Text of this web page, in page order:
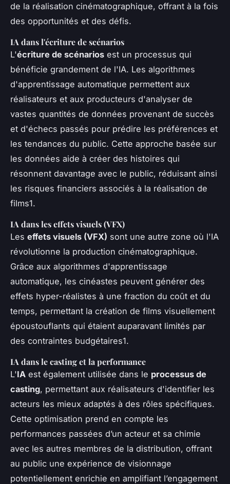
de la réalisation cinématographique, offrant à la fois
des opportunités et des défis.
IA dans l'écriture de scénarios
L'écriture de scénarios est un processus qui
bénéficie grandement de l'IA. Les algorithmes
d'apprentissage automatique permettent aux
réalisateurs et aux producteurs d'analyser de
vastes quantités de données provenant de succès
et d'échecs passés pour prédire les préférences et
les tendances du public. Cette approche basée sur
les données aide à créer des histoires qui
résonnent davantage avec le public, réduisant ainsi
les risques financiers associés à la réalisation de
films1.
IA dans les effets visuels (VFX)
Les effets visuels (VFX) sont une autre zone où l'IA
révolutionne la production cinématographique.
Grâce aux algorithmes d'apprentissage
automatique, les cinéastes peuvent générer des
effets hyper-réalistes à une fraction du coût et du
temps, permettant la création de films visuellement
époustouflants qui étaient auparavant limités par
des contraintes budgétaires1.
IA dans le casting et la performance
L'IA est également utilisée dans le processus de
casting, permettant aux réalisateurs d'identifier les
acteurs les mieux adaptés à des rôles spécifiques.
Cette optimisation prend en compte les
performances passées d’un acteur et sa chimie
avec les autres membres de la distribution, offrant
au public une expérience de visionnage
potentiellement enrichie en amplifiant l’engagement